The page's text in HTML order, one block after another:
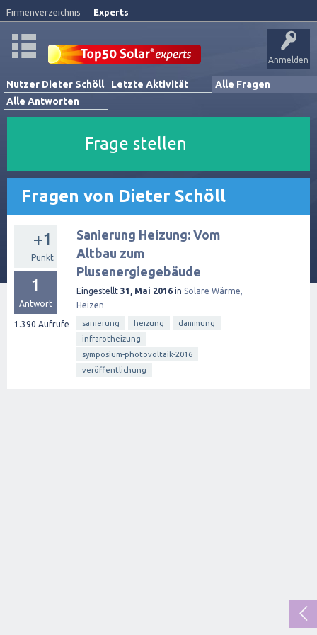
Firmenverzeichnis Experts
Anmelden
Nutzer Dieter Schöll Letzte Aktivität
Alle Fragen
Alle Antworten
Frage stellen
Fragen von Dieter Schöll
+1
Punkt
1
Antwort
1.390 Aufrufe
Sanierung Heizung: Vom
Altbau zum
Plusenergiegebäude
Eingestellt 31, Mai 2016 in Solare Wärme,
Heizen
sanierung heizung
dämmung
infrarotheizung
symposium-photovoltaik-2016
veröffentlichung